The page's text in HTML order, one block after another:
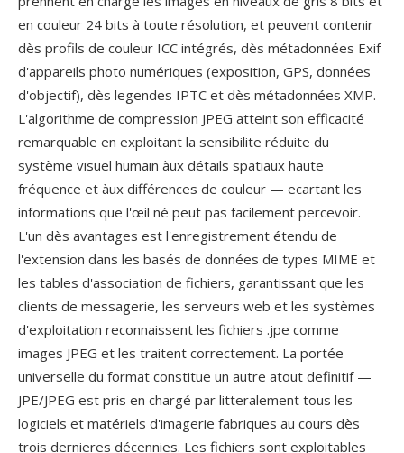
en couleur 24 bits à toute résolution, et peuvent contenir
dès profils de couleur ICC intégrés, dès métadonnées Exif
d'appareils photo numériques (exposition, GPS, données
d'objectif), dès legendes IPTC et dès métadonnées XMP.
L'algorithme de compression JPEG atteint son efficacité
remarquable en exploitant la sensibilite réduite du
système visuel humain àux détails spatiaux haute
fréquence et àux différences de couleur — ecartant les
informations que l'œil né peut pas facilement percevoir.
L'un dès avantages est l'enregistrement étendu de
l'extension dans les basés de données de types MIME et
les tables d'association de fichiers, garantissant que les
clients de messagerie, les serveurs web et les systèmes
d'exploitation reconnaissent les fichiers .jpe comme
images JPEG et les traitent correctement. La portée
universelle du format constitue un autre atout definitif —
JPE/JPEG est pris en chargé par litteralement tous les
logiciels et matériels d'imagerie fabriques au cours dès
trois dernieres décennies. Les fichiers sont exploitables